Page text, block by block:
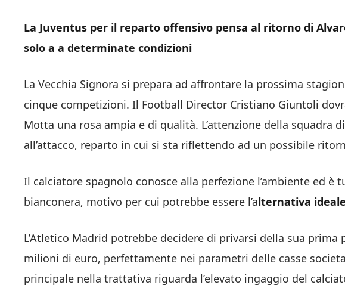
La Juventus per il reparto offensivo pensa al ritorno di
solo a a determinate condizioni
La Vecchia Signora si prepara ad affrontare la prossima
cinque competizioni. Il Football Director Cristiano Giuntoli
Motta una rosa ampia e di qualità. L’attenzione della squadra
all’attacco, reparto in cui si sta riflettendo ad un possibile
Il calciatore spagnolo conosce alla perfezione l’ambiente ed è
bianconera, motivo per cui potrebbe essere l’alternativa
L’Atletico Madrid potrebbe decidere di privarsi della sua
milioni di euro, perfettamente nei parametri delle casse
principale nella trattativa riguarda l’elevato ingaggio del